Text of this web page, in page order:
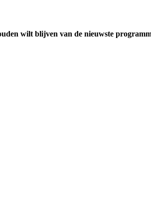
wilt blijven van de nieuwste